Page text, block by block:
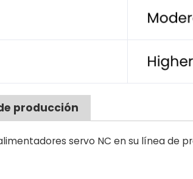
producción
servo NC en su línea de